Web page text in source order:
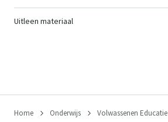
Uitleen materiaal
Home Onderwijs Volwassenen Educatie